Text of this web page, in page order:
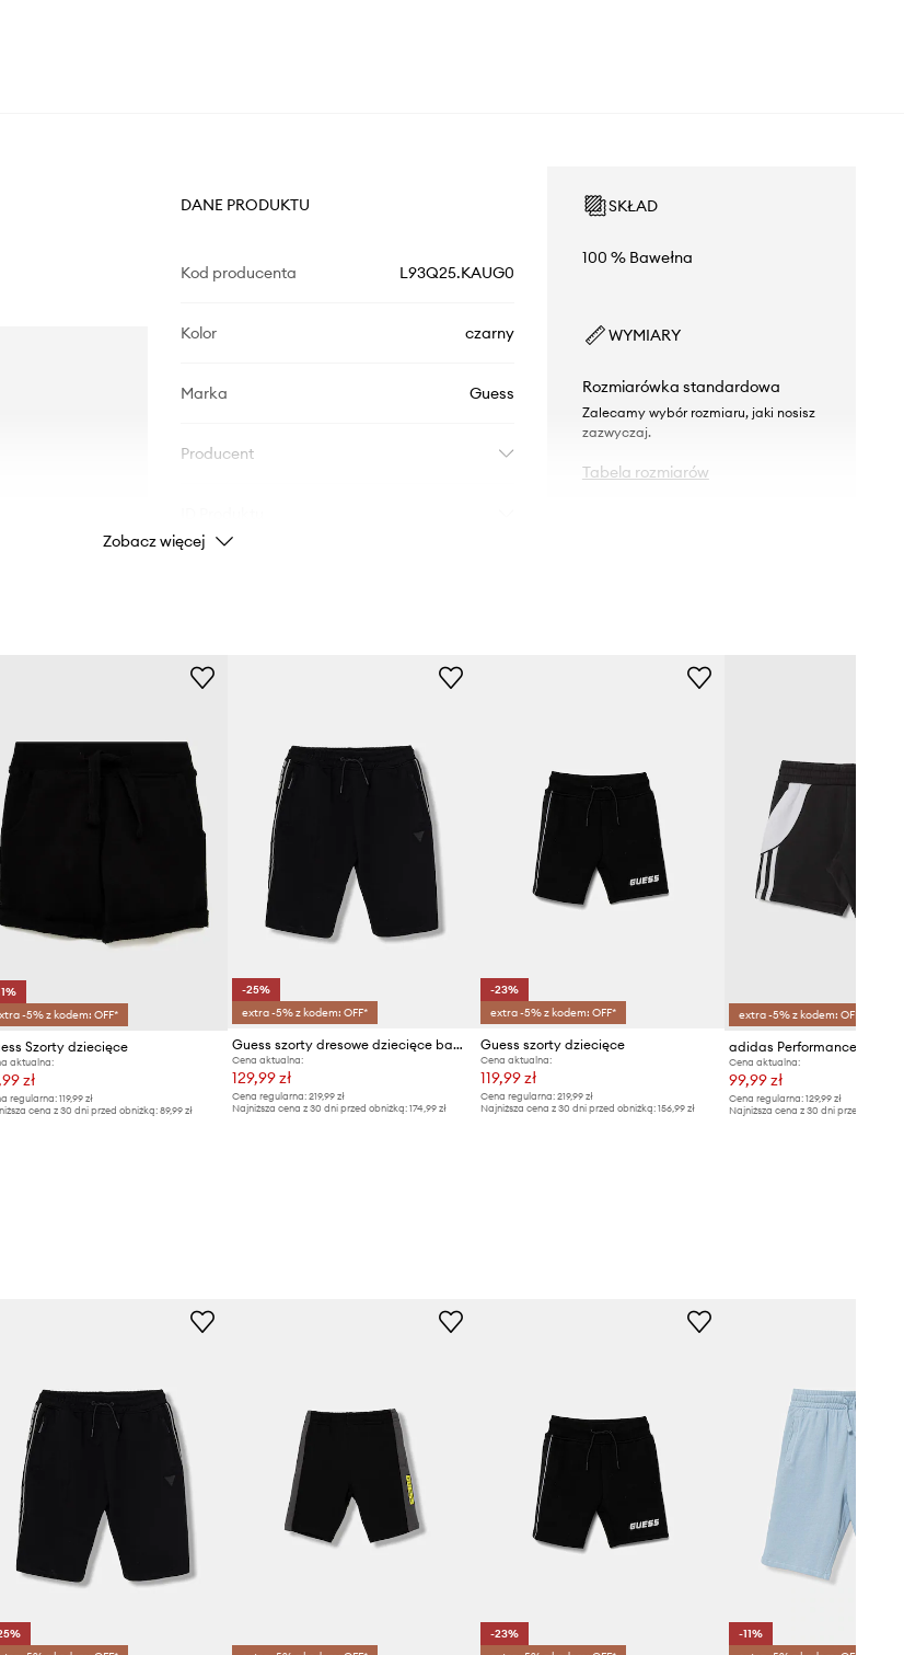
DANE PRODUKTU
Kod producenta L93Q25.KAUG0
Kolor czarny
Marka Guess
Producent
SKŁAD
100 % Bawełna
WYMIARY
Rozmiarówka standardowa
Zalecamy wybór rozmiaru, jaki nosisz
zazwyczaj.
Tabela rozmiarów
Zobacz więcej
-5% z kodem: OFF*
Szorty dziecięce
aktualna:
zł
regularna: 119,99 zł
cena z 30 dni przed obniżką: 89,99 zł
-25%
extra -5% z kodem: OFF*
Guess szorty dresowe dziecięce bawełniane z elastanem
Cena aktualna:
129,99 zł
Cena regularna: 219,99 zł
Najniższa cena z 30 dni przed obniżką: 174,99 zł
-23%
extra -5% z kodem: OFF*
Guess szorty dziecięce
Cena aktualna:
119,99 zł
Cena regularna:219,99 zł
Najniższa cena z 30 dni przed obniżką:156,99 zł
extra -5% z kodem: OFF*
Cena aktualna:
99,99 zł
Cena regularna: 129,99 zł
Najniższa cena z 30 dni przed obniżką:
-23%
-11%